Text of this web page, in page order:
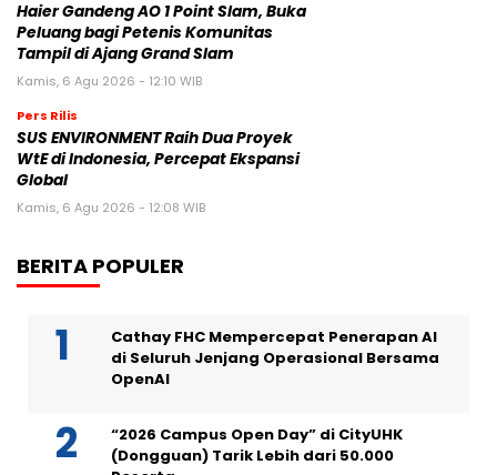
Haier Gandeng AO 1 Point Slam, Buka
Peluang bagi Petenis Komunitas
Tampil di Ajang Grand Slam
Kamis, 6 Agu 2026 - 12:10 WIB
Pers Rilis
SUS ENVIRONMENT Raih Dua Proyek
WtE di Indonesia, Percepat Ekspansi
Global
Kamis, 6 Agu 2026 - 12:08 WIB
BERITA POPULER
Cathay FHC Mempercepat Penerapan AI
di Seluruh Jenjang Operasional Bersama
OpenAI
“2026 Campus Open Day” di CityUHK
(Dongguan) Tarik Lebih dari 50.000